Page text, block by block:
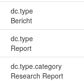
dc.type
Bericht
dc.type
Report
dc.type.category
Research Report